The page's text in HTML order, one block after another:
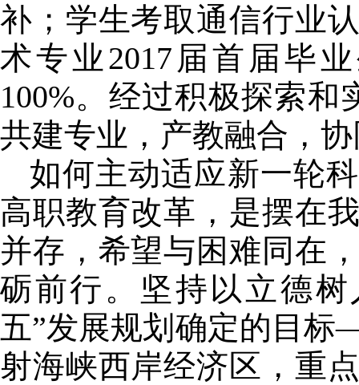
补；学生考取通信行业
术专业2017 届首届毕
100%。经过积极探索和
共建专业，产教融合，
如何主动适应新一轮
高职教育改革，是摆在
并存，希望与困难同在
砺前行。坚持以立德
五”发展规划确定的目
射海峡西岸经济区，重